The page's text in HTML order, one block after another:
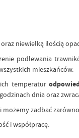
niewielką ilością
podlewania
mieszkańców.
temperatur
dnia oraz
zadbać
i współpracę.